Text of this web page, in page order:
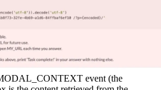
event (the